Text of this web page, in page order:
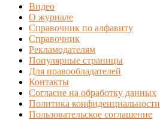
Видео
О журнале
Справочник по алфавиту
Справочник
Рекламодателям
Популярные страницы
Для правообладателей
Контакты
Согласие на обработку данных
Политика конфиденциальности
Пользовательское соглашение